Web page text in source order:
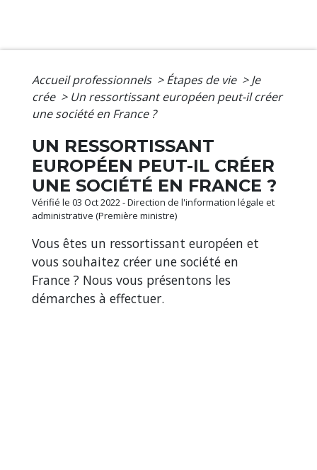
Accueil professionnels > Étapes de vie > Je
crée > Un ressortissant européen peut-il créer
une société en France ?
UN RESSORTISSANT
EUROPÉEN PEUT-IL CRÉER
UNE SOCIÉTÉ EN FRANCE ?
Vérifié le 03 Oct 2022 - Direction de l'information légale et
administrative (Première ministre)
Vous êtes un ressortissant européen et
vous souhaitez créer une société en
France ? Nous vous présentons les
démarches à effectuer.